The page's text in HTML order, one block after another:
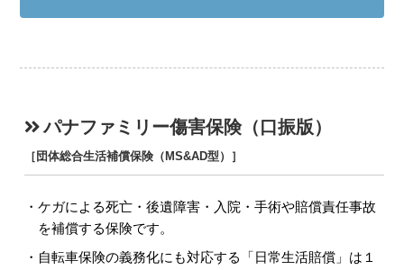
パナファミリー傷害保険（口振版）
［団体総合生活補償保険（MS&AD型）］
ケガによる死亡・後遺障害・入院・手術や賠償責任事故
を補償する保険です。
自転車保険の義務化にも対応する「日常生活賠償」は１